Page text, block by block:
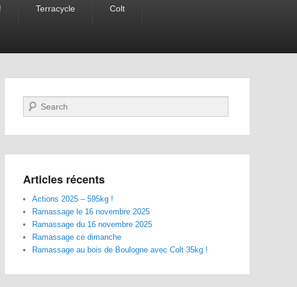
Terracycle Colt
Recherche
Articles récents
Actions 2025 – 595kg !
Ramassage le 16 novembre 2025
Ramassage du 16 novembre 2025
Ramassage ce dimanche
Ramassage au bois de Boulogne avec Colt 35kg !